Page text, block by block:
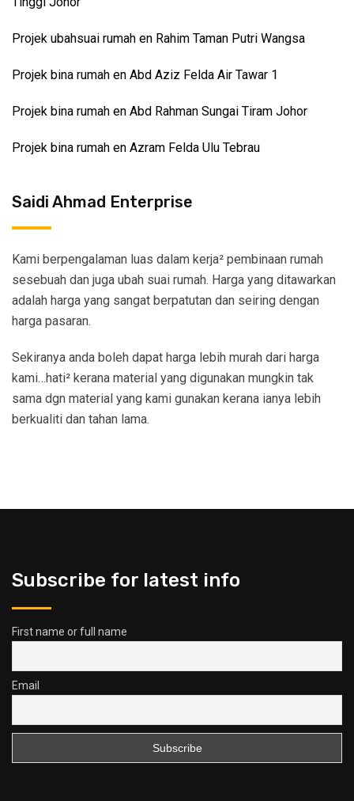
Projek ubahsuai rumah en Rahim Taman Putri Wangsa
Projek bina rumah en Abd Aziz Felda Air Tawar 1
Projek bina rumah en Abd Rahman Sungai Tiram Johor
Projek bina rumah en Azram Felda Ulu Tebrau
Saidi Ahmad Enterprise
Kami berpengalaman luas dalam kerja² pembinaan rumah
sesebuah dan juga ubah suai rumah. Harga yang ditawarkan
adalah harga yang sangat berpatutan dan seiring dengan
harga pasaran.
Sekiranya anda boleh dapat harga lebih murah dari harga
kami…hati² kerana material yang digunakan mungkin tak
sama dgn material yang kami gunakan kerana ianya lebih
berkualiti dan tahan lama.
Subscribe for latest info
First name or full name
Email